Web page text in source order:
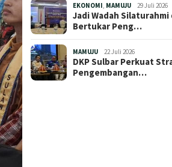
EKONOMI MAMUJU 29 Juli 2026
Jadi Wadah Silaturahmi
Bertukar Peng…
MAMUJU 22 Juli 2026
DKP Sulbar Perkuat
Pengembangan…